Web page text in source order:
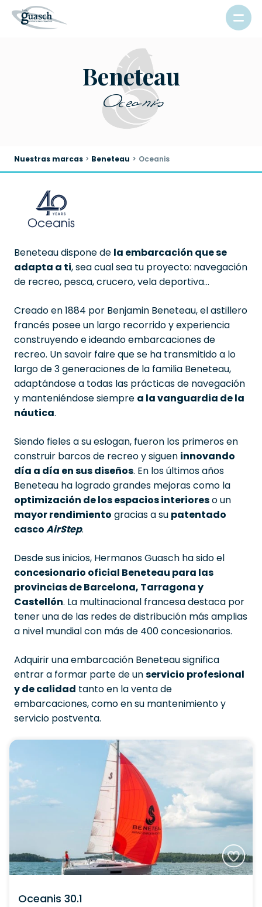
Beneteau
Oceanis
Nuestras marcas Beneteau Oceanis
Beneteau dispone de la embarcación que se
adapta a ti, sea cual sea tu proyecto: navegación
de recreo, pesca, crucero, vela deportiva…
Creado en 1884 por Benjamin Beneteau, el astillero
francés posee un largo recorrido y experiencia
construyendo e ideando embarcaciones de
recreo. Un savoir faire que se ha transmitido a lo
largo de 3 generaciones de la familia Beneteau,
adaptándose a todas las prácticas de navegación
y manteniéndose siempre a la vanguardia de la
náutica.
Siendo fieles a su eslogan, fueron los primeros en
construir barcos de recreo y siguen innovando
día a día en sus diseños. En los últimos años
Beneteau ha logrado grandes mejoras como la
optimización de los espacios interioreso un
mayor rendimiento gracias a su patentado
cascoAirStep.
Desde sus inicios, Hermanos Guasch ha sido el
concesionario oficial Beneteau para las
provincias de Barcelona, Tarragona y
Castellón. La multinacional francesa destaca por
tener una de las redes de distribución más amplias
a nivel mundial con más de 400 concesionarios.
Adquirir una embarcación Beneteau significa
entrar a formar parte de unservicio profesional
y de calidad tanto en la venta de
embarcaciones, como en su mantenimiento y
servicio postventa.
Oceanis 30.1